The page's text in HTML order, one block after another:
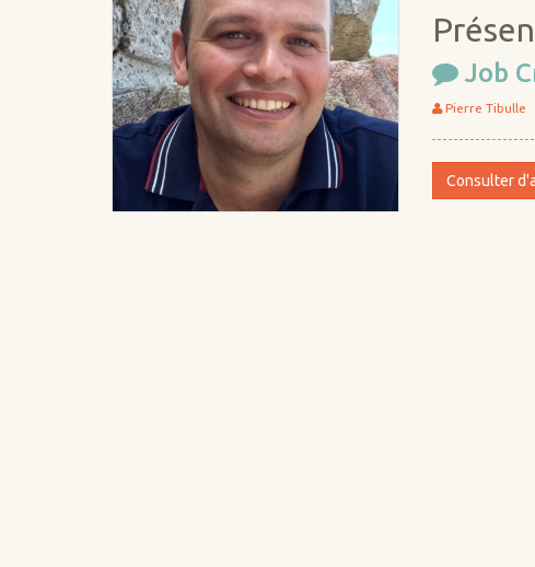
Job
Pierre Tibulle
Consulter